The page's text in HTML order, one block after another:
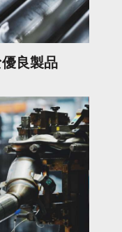
優良製品